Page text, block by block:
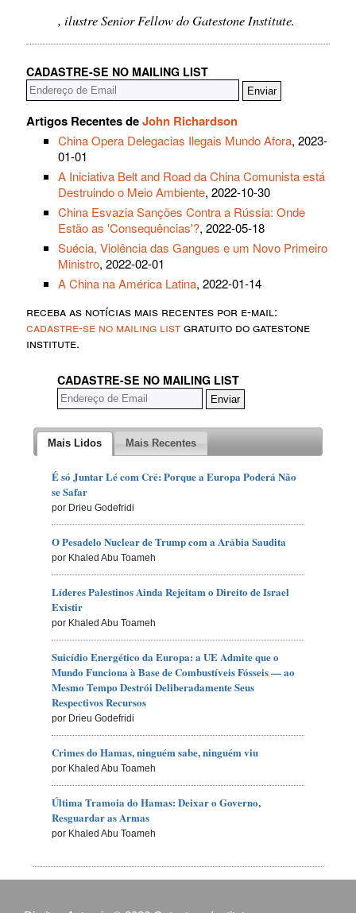
, ilustre Senior Fellow do Gatestone Institute.
CADASTRE-SE NO MAILING LIST
Artigos Recentes deJohn Richardson
China Opera Delegacias Ilegais Mundo Afora, 2023-
01-01
A Iniciativa Belt and Road da China Comunista está
Destruindo o Meio Ambiente, 2022-10-30
China Esvazia Sanções Contra a Rússia: Onde
Estão as 'Consequências'?, 2022-05-18
Suécia, Violência das Gangues e um Novo Primeiro
Ministro, 2022-02-01
A China na América Latina, 2022-01-14
receba as notícias mais recentes por e-mail:
cadastre-se no mailing listgratuito do gatestone
institute.
CADASTRE-SE NO MAILING LIST
Mais Lidos Mais Recentes
É só Juntar Lé com Cré: Porque a Europa Poderá Não
se Safar
por Drieu Godefridi
O Pesadelo Nuclear de Trump com a Arábia Saudita
por Khaled Abu Toameh
Líderes Palestinos Ainda Rejeitam o Direito de Israel
Existir
por Khaled Abu Toameh
Suicídio Energético da Europa: a UE Admite que o
Mundo Funciona à Base de Combustíveis Fósseis — ao
Mesmo Tempo Destrói Deliberadamente Seus
Respectivos Recursos
por Drieu Godefridi
Crimes do Hamas, ninguém sabe, ninguém viu
por Khaled Abu Toameh
Última Tramoia do Hamas: Deixar o Governo,
Resguardar as Armas
por Khaled Abu Toameh